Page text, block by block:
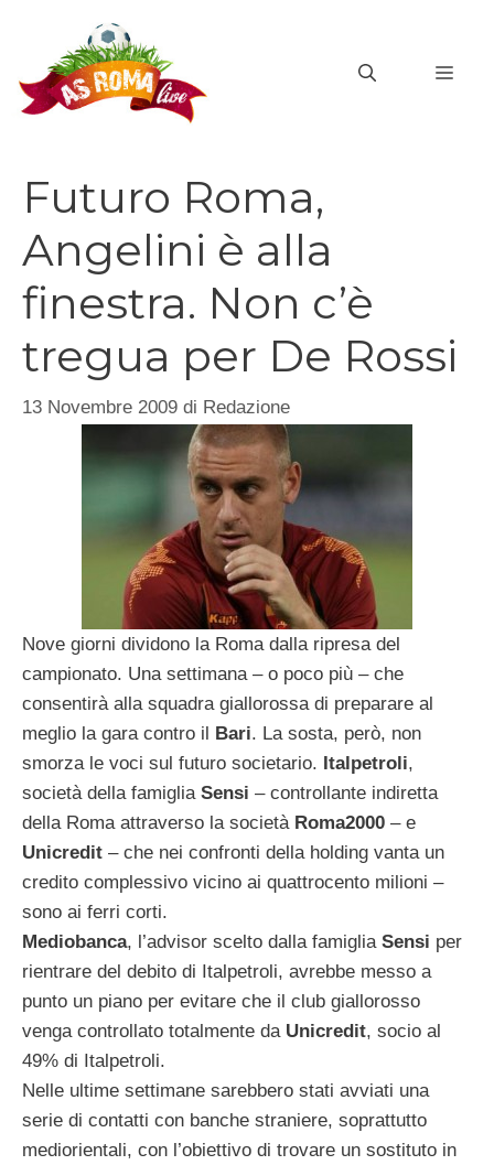
contenuto
Futuro Roma,
Angelini è alla
finestra. Non c’è
tregua per De Rossi
13 Novembre 2009 di Redazione
Nove giorni dividono la Roma dalla ripresa del
campionato. Una settimana – o poco più – che
consentirà alla squadra giallorossa di preparare al
meglio la gara contro il
Bari. La sosta, però, non
smorza le voci sul futuro societario. Italpetroli,
società della famiglia Sensi – controllante indiretta
della Roma attraverso la società Roma2000 – e
Unicredit – che nei confronti della holding vanta un
credito complessivo vicino ai quattrocento milioni –
sono ai ferri corti.
Mediobanca, l’advisor scelto dalla famiglia Sensi per
rientrare del debito di Italpetroli, avrebbe messo a
punto un piano per evitare che il club giallorosso
venga controllato totalmente da Unicredit, socio al
49% di Italpetroli.
Nelle ultime settimane sarebbero stati avviati una
serie di contatti con banche straniere, soprattutto
mediorientali, con l’obiettivo di trovare un sostituto in